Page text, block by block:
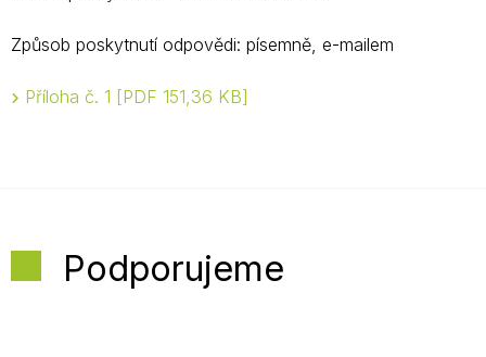
Způsob poskytnutí odpovědi: písemně, e-mailem
Příloha č. 1 PDF 151,36 KB
Podporujeme